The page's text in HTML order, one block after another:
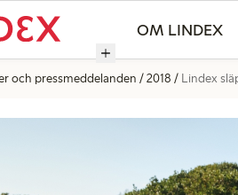
OM LINDEX
och pressmeddelanden 2018 Lindex